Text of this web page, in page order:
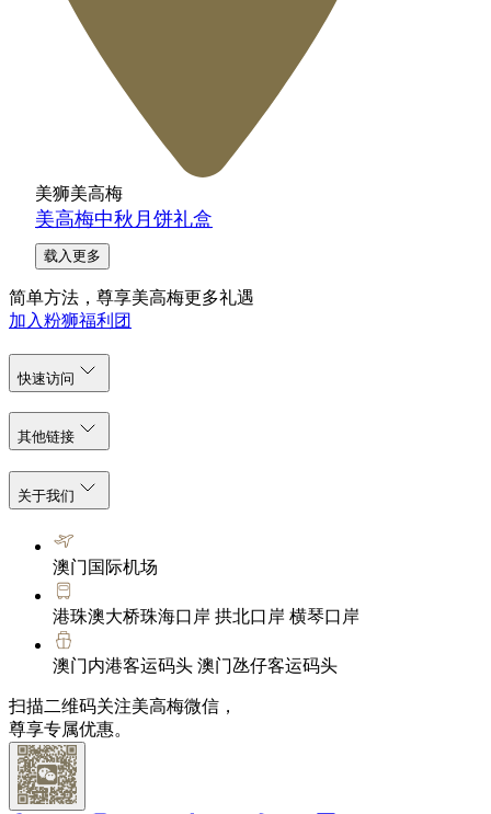
美狮美高梅
美高梅中秋月饼礼盒
载入更多
简单方法，尊享美高梅更多礼遇
加入粉狮福利团
快速访问
其他链接
关于我们
澳门国际机场
港珠澳大桥珠海口岸 拱北口岸 横琴口岸
澳门内港客运码头 澳门氹仔客运码头
扫描二维码关注美高梅微信，
尊享专属优惠。